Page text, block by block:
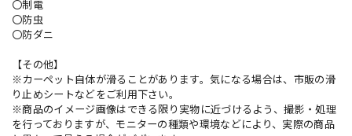
〇制電
〇防虫
〇防ダニ
【その他】
※カーペット自体が滑ることがあります。気になる場合は、市販の滑
り止めシートなどをご利用下さい。
※商品のイメージ画像はできる限り実物に近づけるよう、撮影・処理
を行っておりますが、モニターの種類や環境などにより、実際の商品